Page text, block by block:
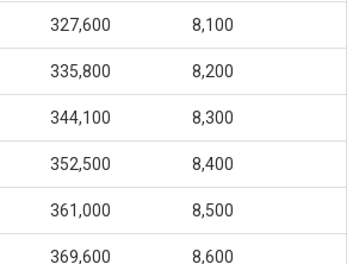
327,600 8,100
335,800 8,200
344,100 8,300
352,500 8,400
361,000 8,500
369,600 8,600